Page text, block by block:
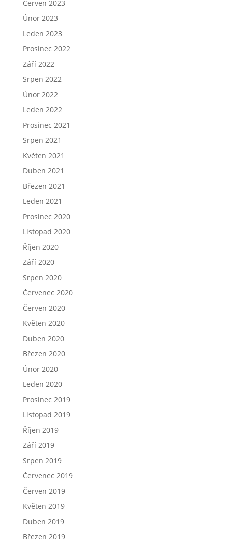
Červen 2023
Únor 2023
Leden 2023
Prosinec 2022
Září 2022
Srpen 2022
Únor 2022
Leden 2022
Prosinec 2021
Srpen 2021
Květen 2021
Duben 2021
Březen 2021
Leden 2021
Prosinec 2020
Listopad 2020
Říjen 2020
Září 2020
Srpen 2020
Červenec 2020
Červen 2020
Květen 2020
Duben 2020
Březen 2020
Únor 2020
Leden 2020
Prosinec 2019
Listopad 2019
Říjen 2019
Září 2019
Srpen 2019
Červenec 2019
Červen 2019
Květen 2019
Duben 2019
Březen 2019